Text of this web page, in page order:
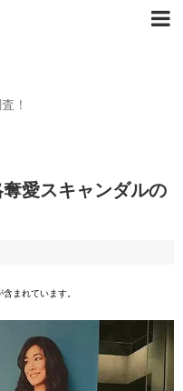
！
愛スキャンダルの
まれています。